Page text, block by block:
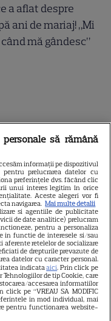
a aflat despre
ani de mariaj! „Mi
mă gândesc”
să rămână
informații pe dispozitivul
prelucrarea datelor cu
preferințele dvs. făcând clic
unui interes legitim în orice
Aceste alegeri vor fi
navigarea. Mai multe detalii
si agentiile de publicitate
de date analitice) prelucram
pentru a personaliza
in functie de interesele si/sau
retelelor de socializare
de drepturile prevazute de
datelor cu caracter personal.
indicataaici. Prin click pe
Tehnologiilor de tip Cookie, care
accesarea informatiilor
pe “VREAU SA MODIFIC
in mod individual, mai
pentru functionarea website-